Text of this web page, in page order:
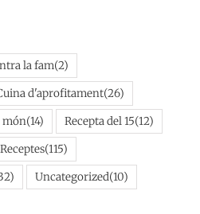
la fam(2)
d'aprofitament(26)
món(14) Recepta del 15(12)
Receptes(115)
Uncategorized(10)